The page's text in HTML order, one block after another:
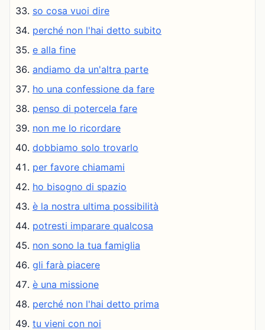
so cosa vuoi dire
perché non l'hai detto subito
e alla fine
andiamo da un'altra parte
ho una confessione da fare
penso di potercela fare
non me lo ricordare
dobbiamo solo trovarlo
per favore chiamami
ho bisogno di spazio
è la nostra ultima possibilità
potresti imparare qualcosa
non sono la tua famiglia
gli farà piacere
è una missione
perché non l'hai detto prima
tu vieni con noi